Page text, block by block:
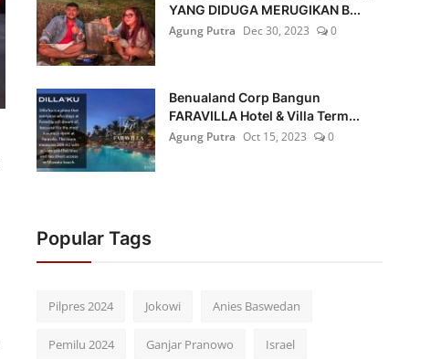
YANG DIDUGA MERUGIKAN B...
Agung Putra Dec 30, 2023 0
Benualand Corp Bangun
FARAVILLA Hotel & Villa Term...
Agung Putra Oct 15, 2023 0
Popular Tags
Pilpres 2024 Jokowi Anies Baswedan
Pemilu 2024 Ganjar Pranowo Israel